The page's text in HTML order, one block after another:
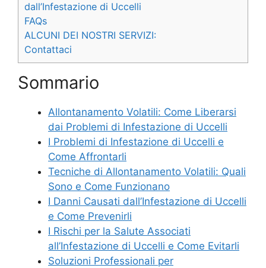
dall’Infestazione di Uccelli
FAQs
ALCUNI DEI NOSTRI SERVIZI:
Contattaci
Sommario
Allontanamento Volatili: Come Liberarsi
dai Problemi di Infestazione di Uccelli
I Problemi di Infestazione di Uccelli e
Come Affrontarli
Tecniche di Allontanamento Volatili: Quali
Sono e Come Funzionano
I Danni Causati dall’Infestazione di Uccelli
e Come Prevenirli
I Rischi per la Salute Associati
all’Infestazione di Uccelli e Come Evitarli
Soluzioni Professionali per